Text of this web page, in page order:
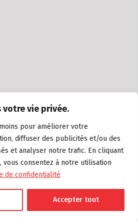
votre vie privée.
pour améliorer votre
diffuser des publicités et/ou des
et analyser notre trafic. En cliquant
consentez à notre utilisation
de confidentialité
Accepter tout
Construction Inc. Tous droits réservés